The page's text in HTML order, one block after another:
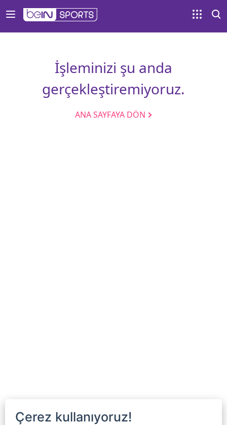
İşleminizi şu anda
gerçekleştiremiyoruz.
ANA SAYFAYA DÖN
Çerez kullanıyoruz!